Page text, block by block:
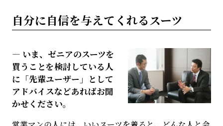
自分に自信を与えてくれるスーツ
いま、ゼニアのスーツを
買うことを検討している人
に「先輩ユーザー」として
アドバイスなどあればお聞
かせください。
営業マンの人には、いいスーツを着ると、どんな人と会